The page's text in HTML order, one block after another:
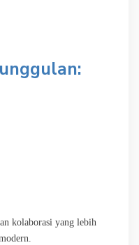
kolaborasi yang lebih